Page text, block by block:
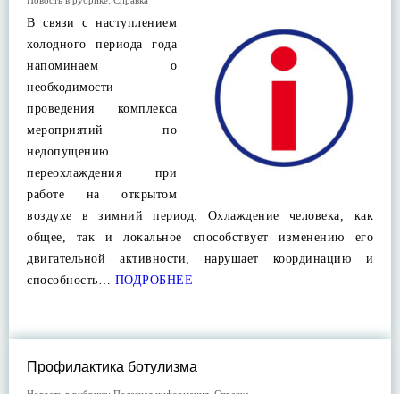
В связи с наступлением
холодного периода года
напоминаем о
необходимости
проведения комплекса
мероприятий по
недопущению
переохлаждения при
работе на открытом
воздухе в зимний период. Охлаждение человека, как
общее, так и локальное способствует изменению его
двигательной активности, нарушает координацию и
способность… ПОДРОБНЕЕ
Профилактика ботулизма